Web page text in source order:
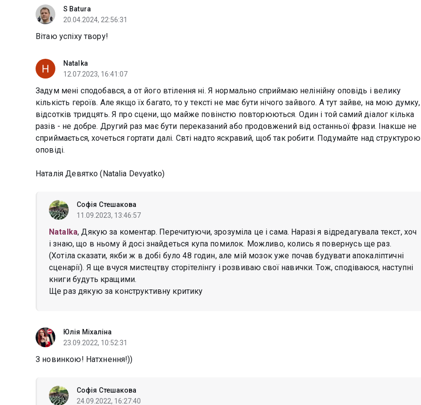
S Batura
20.04.2024, 22:56:31
Вітаю успіху твору!
Natalka
12.07.2023, 16:41:07
Задум мені сподобався, а от його втілення ні. Я нормально сприймаю нелінійну оповідь і велику
кількість героїв. Але якщо їх багато, то у тексті не має бути нічого зайвого. А тут зайве, на мою думку,
відсотків тридцять. Я про сцени, що майже повінстю повторюються. Один і той самий діалог кілька
разів - не добре. Другий раз має бути переказаний або продовжений від останньої фрази. Інакше не
сприймається, хочеться гортати далі. Свті надто яскравий, щоб так робити. Подумайте над структурою
оповіді.
Наталія Девятко (Natalia Devyatko)
Софія Стешакова
11.09.2023, 13:46:57
Natalka, Дякую за коментар. Перечитуючи, зрозуміла це і сама. Наразі я відредагувала текст, хоч
і знаю, що в ньому й досі знайдеться купа помилок. Можливо, колись я повернусь ще раз.
(Хотіла сказати, якби ж в добі було 48 годин, але мій мозок уже почав будувати апокаліптичні
сценарії). Я ще вчуся мистецтву сторітелінгу і розвиваю свої навички. Тож, сподіваюся, наступні
книги будуть кращими.
Ще раз дякую за конструктивну критику
Юлія Міхаліна
23.09.2022, 10:52:31
З новинкою! Натхнення!))
Софія Стешакова
24.09.2022, 16:27:40